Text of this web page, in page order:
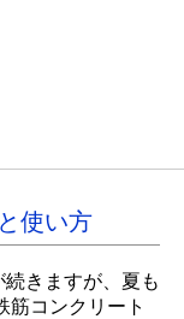
使い方
きますが、夏も
コンクリート